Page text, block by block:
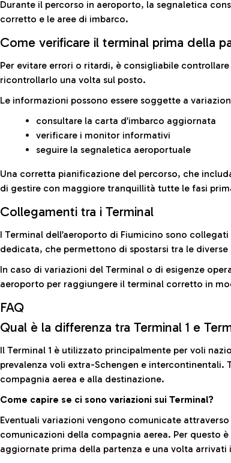
Durante il percorso in aeroporto, la segnaletica
corretto e le aree di imbarco.
Come verificare il terminal prima della
Per evitare errori o ritardi, è consigliabile
ricontrollarlo una volta sul posto.
Le informazioni possono essere soggette a
consultare la carta d’imbarco aggiornata
verificare i monitor informativi
seguire la segnaletica aeroportuale
Una corretta pianificazione del percorso, che
di gestire con maggiore tranquillità tutte le fasi
Collegamenti tra i Terminal
I Terminal dell’aeroporto di Fiumicino sono
dedicata, che permettono di spostarsi tra le diverse
In caso di variazioni del Terminal o di esigenze
aeroporto per raggiungere il terminal corretto in
FAQ
Qual è la differenza tra Terminal 1 e
Il Terminal 1 è utilizzato principalmente per voli
prevalenza voli extra-Schengen e intercontinentali.
compagnia aerea e alla destinazione.
Come capire se ci sono variazioni sui Terminal?
Eventuali variazioni vengono comunicate
comunicazioni della compagnia aerea. Per questo
aggiornate prima della partenza e una volta arrivati